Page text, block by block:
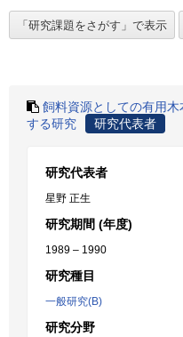
飼料資源としての有用
する研究
研究代表者
研究代表者
星野 正生
研究期間 (年度)
1989 – 1990
研究種目
一般研究(B)
研究分野